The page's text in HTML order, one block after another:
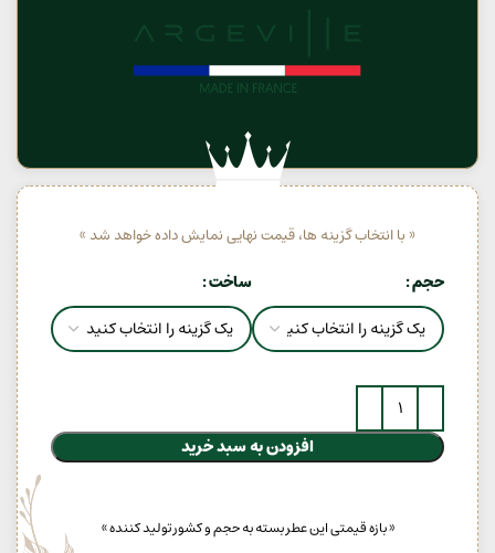
« با انتخاب گزینه ها، قیمت نهایی نمایش داده خواهد شد »
حجم ساخت
افزودن به سبد خرید
« بازه قیمتی این عطر بسته به حجم و کشور تولید کننده »